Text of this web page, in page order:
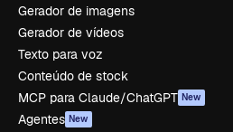
Gerador de imagens
Gerador de vídeos
Texto para voz
Conteúdo de stock
MCP para Claude/ChatGPT New
Agentes New